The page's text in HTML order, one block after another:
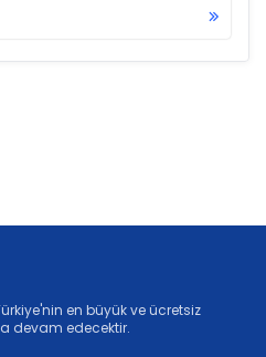
en büyük ve ücretsiz
devam edecektir.